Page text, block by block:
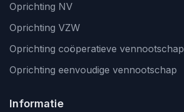
Oprichting NV
Oprichting VZW
Oprichting coöperatieve vennootschap
Oprichting eenvoudige vennootschap
Informatie